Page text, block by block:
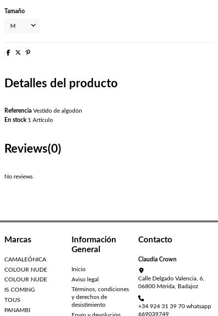
Tamaño
Detalles del producto
Referencia Vestido de algodón
En stock 1 Artículo
Reviews(0)
No reviews
Marcas
CAMALEÓNICA
COLOUR NUDE
COLOUR NUDE
IS COMING
TOUS
PANAMBI
Información
General
Inicio
Aviso legal
Términos, condiciones
y derechos de
desistimiento
Contacto
Claudia Crown
Calle Delgado Valencia, 6,
06800 Mérida, Badajoz
+34 924 31 39 70 whatsapp
669039749